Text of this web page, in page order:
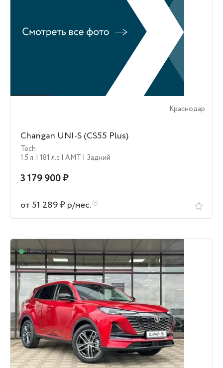
Краснодар
Changan UNI-S (CS55 Plus)
Tech
1.5 л. | 181 л.c | AMT | Задний
3 179 900 ₽
от 51 289 ₽ р/мес.
В наличии